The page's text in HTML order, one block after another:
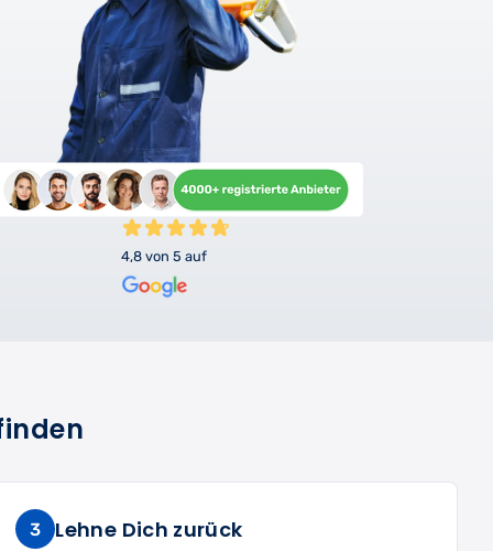
4,8 von 5 auf
3 Lehne Dich zurück